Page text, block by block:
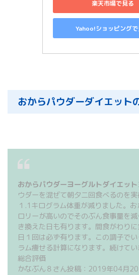
楽天市場で見る
Yahoo!ショッピングで
おからパウダーダイエット
おからパウダーヨーグルトダイエット
ウダーを混ぜて朝夕二回食べるのを
１.1キログラム体重が減りました。
ロリーが高いのでそのぶん食事量を
き換えた日も有ります。間食がわり
日１回は必ず有ります。この調子で
ラム痩せる計算になります。続けてい
総合評価
かなぶん８さん投稿：2019年04月